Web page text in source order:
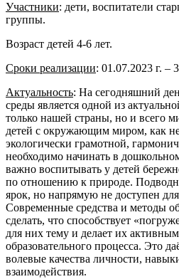
Участники: дети, воспитатели
группы.
Возраст детей 4-6 лет.
Сроки реализации: 01.07.2023 г. –
Актуальность: На сегодняшний
среды является одной из
только нашей страны, но и всего
детей с окружающим миром, как
экологически грамотной,
необходимо начинать в
важно воспитывать у детей
по отношению к природе.
ярок, но напрямую не доступен
Современные средства и методы
сделать, что способствует
для них тему и делает их
образовательного процесса. Это
волевые качества личности,
взаимодействия.